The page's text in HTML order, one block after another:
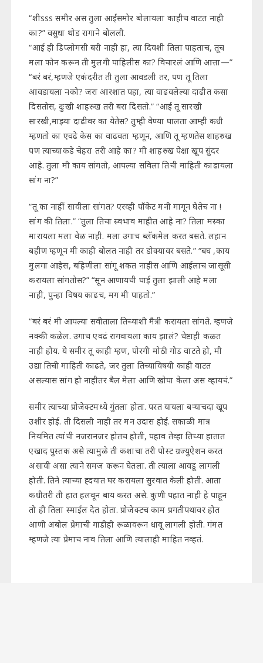
“शीsss समीर अस तुला आईसमोर बोलायला काहीच वाटत नाही
का?” वसुधा थोड रागाने बोलली.
“आई ही डिप्लोमसी बरी नाही हा, त्या दिवशी तिला पाहताच, तूच
मला फोन करून ती मुलगी पाहिलीस का? विचारलं आणि आत्ता—”
“बरं बरं,म्हणजे एकंदरीत ती तुला आवडली तर, पण तू तिला
आवडायला नको? जरा आरशात पहा, त्या वाढवलेल्या दाढीत कसा
दिसतोस, दुःखी शाहरुख तरी बरा दिसतो.” “आई तू सारखी
सारखी,माझ्या दाढीवर का येतेस? तुम्ही वेण्या घालता आम्ही कधी
म्हणतो का एवढे केस का वाढवता म्हणून, आणि तू म्हणतेस शाहरुख
पण त्याच्याकडे चेहरा तरी आहे का? मी शाहरुख पेक्षा खूप सुंदर
आहे. तुला मी काय सांगतो, आपल्या सविला तिची माहिती काढायला
सांग ना?”
“तू का नाहीं सावीला सांगत? एरव्ही पॉकेट मनी मागून घेतेच ना !
सांग की तिला.” “तुला तिचा स्वभाव माहीत आहे ना? तिला मस्का
मारायला मला वेळ नाही. मला उगाच ब्लॅकमेल करत बसते. लहान
बहीण म्हणून मी काही बोलत नाही तर डोक्यावर बसते.” “बघ ,काय
मुलगा आहेस, बहिणीला सांगू शकत नाहीस आणि आईलाच जासूसी
करायला सांगतोस?” “सून आणायची घाई तुला झाली आहे मला
नाही, पुन्हा विषय काढच, मग मी पाहतो.”
“बरं बरं मी आपल्या सवीताला तिच्याशी मैत्री करायला सांगते. म्हणजे
नक्की कळेल. उगाच एवढं रागवायला काय झालं? चेष्टाही कळत
नाही होय. ये समीर तू काही म्हण, पोरगी मोठी गोड वाटते हो, मी
उद्या तिची माहिती काढते, जर तुला तिच्याविषयी काही वाटत
असल्यास सांग हो नाहीतर बैल मेला आणि खोपा केला अस व्हायचं.”
समीर त्याच्या प्रोजेक्टमध्ये गुंतला होता. परत यायला बऱ्याचदा खूप
उशीर होई. ती दिसली नाही तर मन उदास होई. सकाळी मात्र
नियमित त्यांची नजरानजर होतच होती, पहाव तेव्हा तिच्या हातात
एखाद पुस्तक असे त्यामुळे ती कशाचा तरी पोस्ट ग्रज्युऐशन करत
असावी असा त्याने समज करून घेतला. ती त्याला आवडू लागली
होती. तिने त्याच्या ह्दयात घर करायला सुरवात केली होती. आता
कधीतरी ती हात हलवून बाय करत असे. कुणी पहात नाही हे पाहून
तो ही तिला स्माईल देत होता. प्रोजेक्टच काम प्रगतीपथावर होत
आणी अबोल प्रेमाची गाडीही रूळावरून धावू लागली होती. गंमत
म्हणजे त्या प्रेमाच नाव तिला आणि त्यालाही माहित नव्हतं.